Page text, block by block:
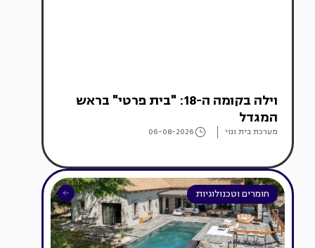
וילה בקומה ה-18: "בית פרטי" בראש
המגדל
מערכת בית ונוי 06-08-2026
חומרים וטכנולוגיות